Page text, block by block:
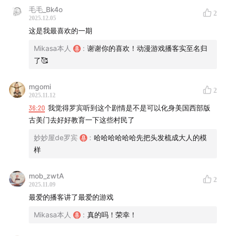
毛毛_Bk4o
2025.12.05
2
这是我最喜欢的一期
Mikasa本人 : 谢谢你的喜欢！动漫游戏播客实至名归
了🥰
mgomi
2025.11.12
2
36:20 我觉得罗宾听到这个剧情是不是可以化身美国西部版
古美门去好好教育一下这些村民了
妙妙屋de罗宾 : 哈哈哈哈哈哈先把头发梳成大人的模
样
mob_zwtA
2025.11.09
2
最爱的播客讲了最爱的游戏
Mikasa本人 : 真的吗！荣幸！